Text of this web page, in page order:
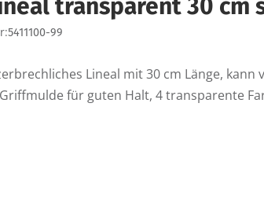
transparent 30 cm
5411100-99
Lineal mit 30 cm Länge,
für guten Halt, 4 transparente